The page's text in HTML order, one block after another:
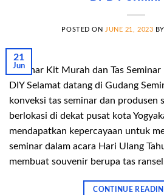
POSTED ONJUNE 21, 2023 BY
21
Jun
Seminar Kit Murah dan Tas
DIY Selamat datang di Gudang
konveksi tas seminar dan produsen
berlokasi di dekat pusat kota
mendapatkan kepercayaan untuk
seminar dalam acara Hari Ulang
membuat souvenir berupa tas
CONTINUE